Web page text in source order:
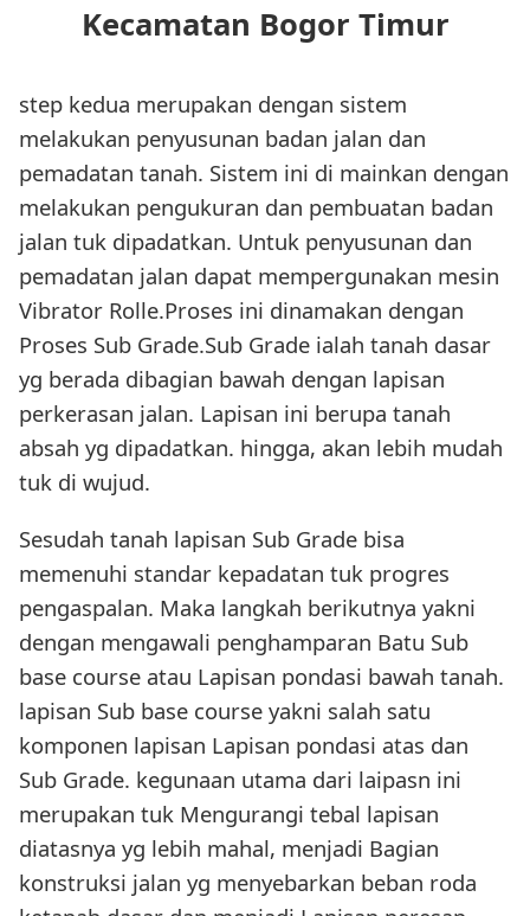
Kecamatan Bogor Timur
step kedua merupakan dengan sistem
melakukan penyusunan badan jalan dan
pemadatan tanah. Sistem ini di mainkan dengan
melakukan pengukuran dan pembuatan badan
jalan tuk dipadatkan. Untuk penyusunan dan
pemadatan jalan dapat mempergunakan mesin
Vibrator Rolle.Proses ini dinamakan dengan
Proses Sub Grade.Sub Grade ialah tanah dasar
yg berada dibagian bawah dengan lapisan
perkerasan jalan. Lapisan ini berupa tanah
absah yg dipadatkan. hingga, akan lebih mudah
tuk di wujud.
Sesudah tanah lapisan Sub Grade bisa
memenuhi standar kepadatan tuk progres
pengaspalan. Maka langkah berikutnya yakni
dengan mengawali penghamparan Batu Sub
base course atau Lapisan pondasi bawah tanah.
lapisan Sub base course yakni salah satu
komponen lapisan Lapisan pondasi atas dan
Sub Grade. kegunaan utama dari laipasn ini
merupakan tuk Mengurangi tebal lapisan
diatasnya yg lebih mahal, menjadi Bagian
konstruksi jalan yg menyebarkan beban roda